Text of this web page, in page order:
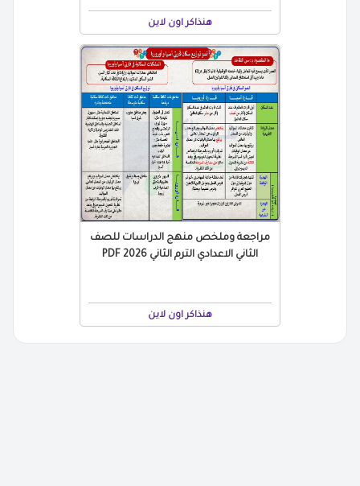
هنذاكر اون لاين
مراجعة وملخص منهج الدراسات للصف
الثاني الاعدادي الترم الثاني 2026 PDF
هنذاكر اون لاين